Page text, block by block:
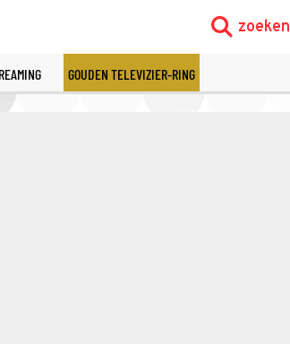
zoeken
GOUDEN TELEVIZIER-RING